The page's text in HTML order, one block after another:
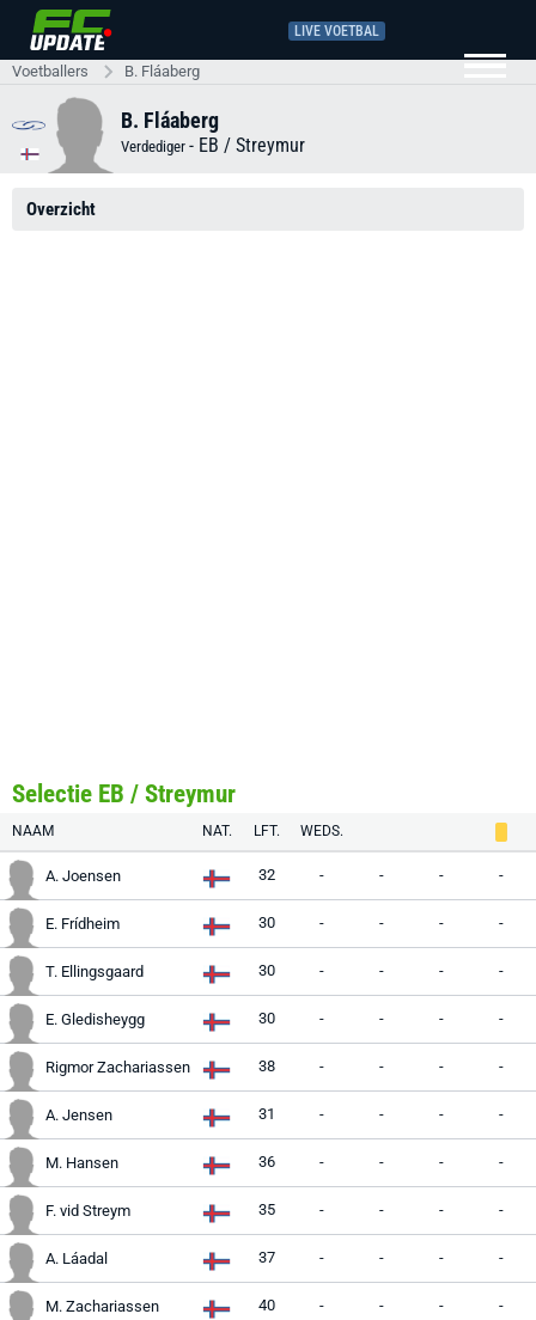
LIVE VOETBAL
Voetballers B. Fláaberg
B. Fláaberg
Verdediger - EB / Streymur
Overzicht
Selectie EB / Streymur
NAAM NAT. LFT. WEDS.
A. Joensen 32 - - - -
E. Frídheim 30 - - - -
T. Ellingsgaard 30 - - - -
E. Gledisheygg 30 - - - -
Rigmor Zachariassen 38 - - - -
A. Jensen 31 - - - -
M. Hansen 36 - - - -
F. vid Streym 35 - - - -
A. Láadal 37 - - - -
M. Zachariassen 40 - - - -